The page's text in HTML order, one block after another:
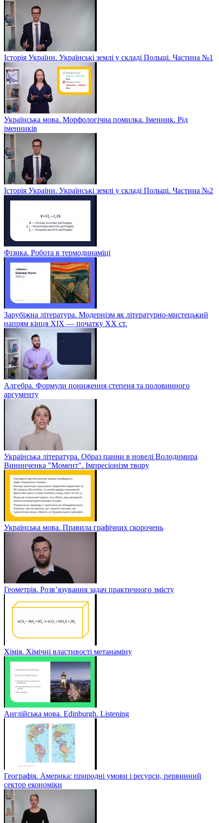
Історія України. Українські землі у складі Польщі. Частина №1
Українська мова. Морфологічна помилка. Іменник. Рід
іменників
Історія України. Українські землі у складі Польщі. Частина №2
Фізика. Робота в термодинаміці
Зарубіжна література. Модернізм як літературно-мистецький
напрям кінця XIX — початку XX ст.
Алгебра. Формули пониження степеня та половинного
аргументу
Українська література. Образ панни в новелі Володимира
Винниченка "Момент". Імпресіонізм твору
Українська мова. Правила графічних скорочень
Геометрія. Розв’язування задач практичного змісту
Хімія. Хімічні властивості метанаміну
Англійська мова. Edinburgh. Listening
Географія. Америка: природні умови і ресурси, первинний
сектор економіки